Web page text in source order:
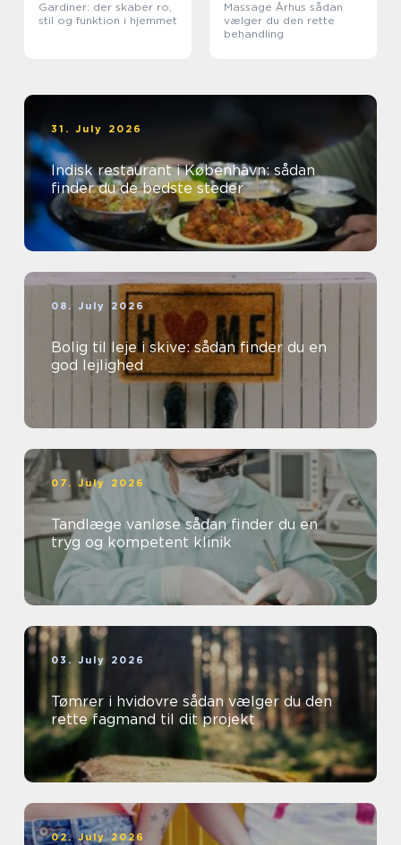
Gardiner: der skaber ro,
stil og funktion i hjemmet
Massage Århus sådan
vælger du den rette
behandling
31. July 2026
Indisk restaurant i København: sådan
finder du de bedste steder
08. July 2026
Bolig til leje i skive: sådan finder du en
god lejlighed
07. July 2026
Tandlæge vanløse sådan finder du en
tryg og kompetent klinik
03. July 2026
Tømrer i hvidovre sådan vælger du den
rette fagmand til dit projekt
02. July 2026